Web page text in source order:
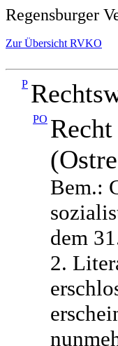
Regensburger
Zur Übersicht RVKO
P
PO
Bem.:
dem
2.